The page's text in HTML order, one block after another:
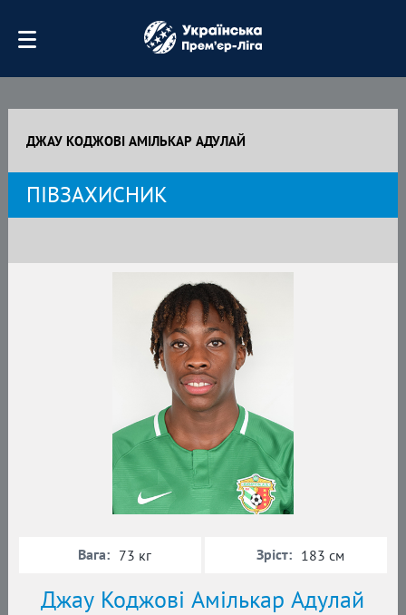
ДЖАУ КОДЖОВІ АМІЛЬКАР АДУЛАЙ
ПІВЗАХИСНИК
Джау Коджові Амількар Адулай
Вага: 73 кг Зріст: 183 см